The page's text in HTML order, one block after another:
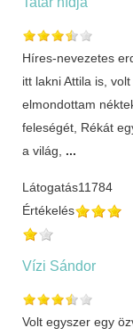
Híres-nevezetes
itt lakni Attila is,
elmondottam
feleségét, Rékát
a világ, ...
Látogatás11784
Értékelés
Vízi Sándor
Volt egyszer egy